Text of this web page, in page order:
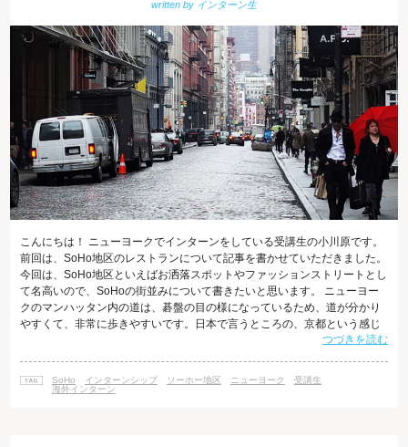
こんにちは！ ニューヨークでインターンをしている受講生の小川原です。
前回は、SoHo地区のレストランについて記事を書かせていただきました。
今回は、SoHo地区といえばお洒落スポットやファッションストリートとし
て名高いので、SoHoの街並みについて書きたいと思います。 ニューヨー
クのマンハッタン内の道は、碁盤の目の様になっているため、道が分かり
やすくて、非常に歩きやすいです。日本で言うところの、京都という感じ
でしょうか。そのため、場所を訪ねられた時には、「ここから何ブロック
SoHo地区も、もれなくその様な作りになっていて、メインストリートとな
っているブロードウェイから東西に数ブロックのエリアがSoHoと呼ばれて
つづきを読む
SoHo インターンシップ ソーホー地区 ニューヨーク
受講生
海外インターン